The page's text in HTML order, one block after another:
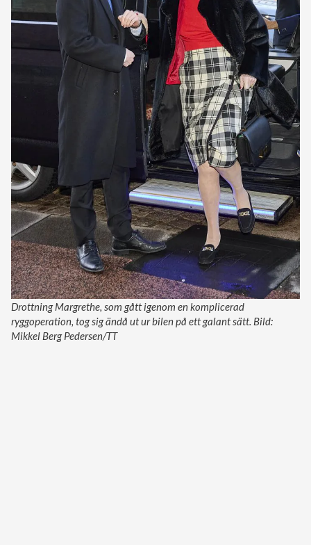
Drottning Margrethe, som gått igenom en komplicerad
ryggoperation, tog sig ändå ut ur bilen på ett galant sätt. Bild:
Mikkel Berg Pedersen/TT